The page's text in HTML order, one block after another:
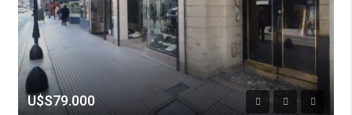
U$S79.000